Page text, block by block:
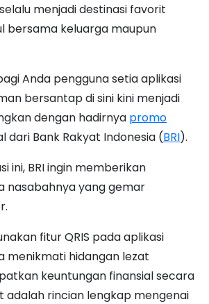
menjadi destinasi favorit
bersama keluarga maupun
Anda pengguna setia aplikasi
bersantap di sini kini menjadi
dengan hadirnya promo
dari Bank Rakyat Indonesia (BRI).
ini, BRI ingin memberikan
nasabahnya yang gemar
fitur QRIS pada aplikasi
menikmati hidangan lezat
keuntungan finansial secara
adalah rincian lengkap mengenai